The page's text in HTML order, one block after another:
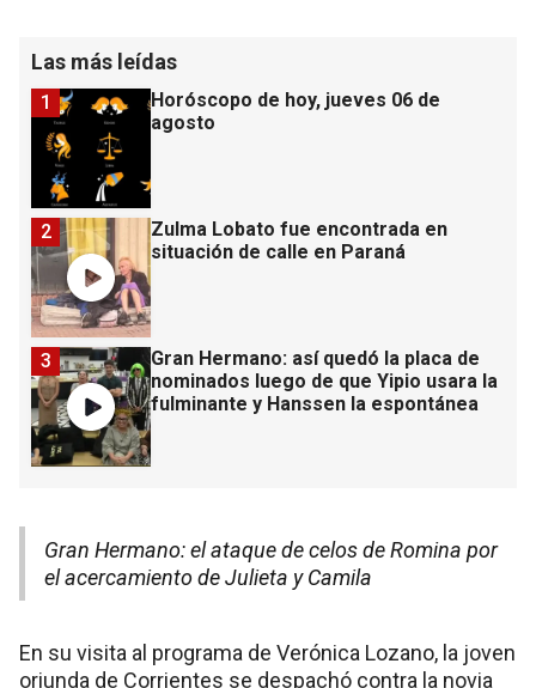
Las más leídas
Horóscopo de hoy, jueves 06 de
agosto
1
Zulma Lobato fue encontrada en
situación de calle en Paraná
2
Gran Hermano: así quedó la placa de
nominados luego de que Yipio usara la
fulminante y Hanssen la espontánea
3
Gran Hermano: el ataque de celos de Romina por
el acercamiento de Julieta y Camila
En su visita al programa de Verónica Lozano, la joven
oriunda de Corrientes se despachó contra la novia